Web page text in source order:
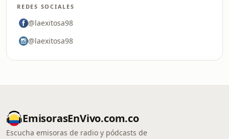
REDES SOCIALES
@laexitosa98
@laexitosa98
EmisorasEnVivo.com.co
Escucha emisoras de radio y pódcasts de